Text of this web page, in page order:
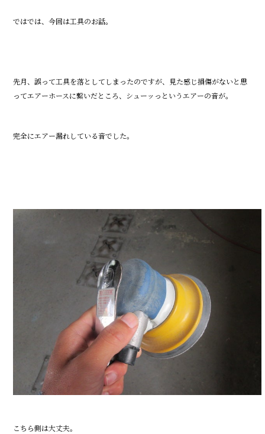
ではでは、今回は工具のお話。
先月、誤って工具を落としてしまったのですが、見た感じ損傷がないと思
ってエアーホースに繋いだところ、シューッっというエアーの音が。
完全にエアー漏れしている音でした。
こちら側は大丈夫。